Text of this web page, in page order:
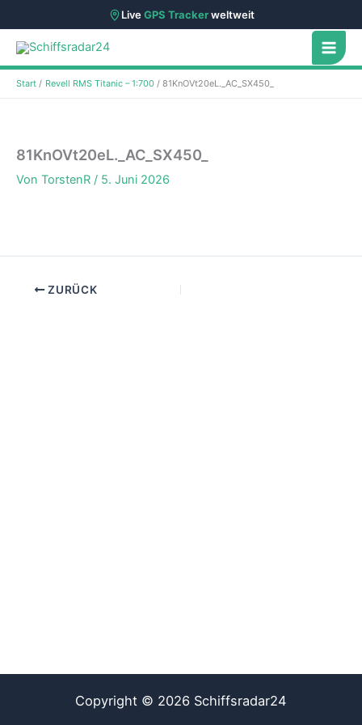
LiveGPS Trackerweltweit
Zum
Inhalt
springen
Start Revell RMS Titanic – 1:700 81KnOVt20eL._AC_SX450_
81KnOVt20eL._AC_SX450_
Von TorstenR / 5. Juni 2026
ZURÜCK
Copyright © 2026 Schiffsradar24